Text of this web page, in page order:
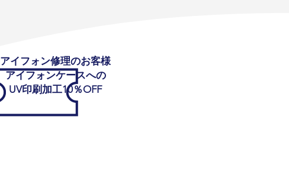
アイフォン修理のお客様
アイフォンケースへの
UV印刷加工10％OFF